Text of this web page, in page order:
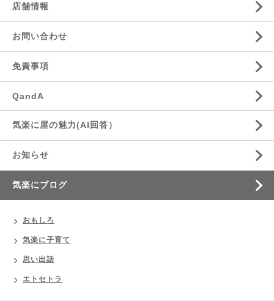
店舗情報
お問い合わせ
免責事項
QandA
気楽に屋の魅力(AI回答）
お知らせ
気楽にブログ
おもしろ
気楽に子育て
思い出話
エトセトラ